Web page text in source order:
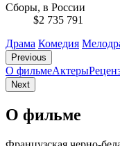
Сборы, в России
$2 735 791
Драма Комедия
Previous
О фильмеАктеры
Next
О фильме